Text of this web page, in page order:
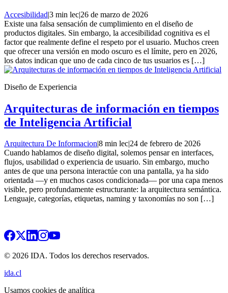
Accesibilidad|3 min lec|26 de marzo de 2026
Existe una falsa sensación de cumplimiento en el diseño de
productos digitales. Sin embargo, la accesibilidad cognitiva es el
factor que realmente define el respeto por el usuario. Muchos creen
que ofrecer una versión en modo oscuro es el límite, pero en 2026,
los datos indican que uno de cada cinco de tus usuarios es […]
Diseño de Experiencia
Arquitecturas de información en tiempos
de Inteligencia Artificial
Arquitectura De Informacion|8 min lec|24 de febrero de 2026
Cuando hablamos de diseño digital, solemos pensar en interfaces,
flujos, usabilidad o experiencia de usuario. Sin embargo, mucho
antes de que una persona interactúe con una pantalla, ya ha sido
orientada —y en muchos casos condicionada— por una capa menos
visible, pero profundamente estructurante: la arquitectura semántica.
Lenguaje, categorías, etiquetas, naming y taxonomías no son […]
© 2026 IDA. Todos los derechos reservados.
ida.cl
Usamos cookies de analítica